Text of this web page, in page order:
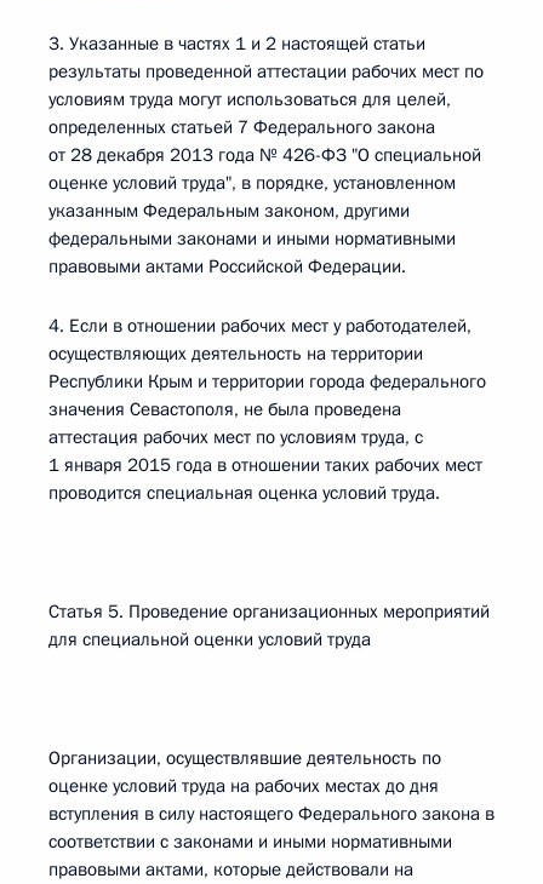
3. Указанные в частях 1 и 2 настоящей статьи
результаты проведенной аттестации рабочих мест по
условиям труда могут использоваться для целей,
определенных статьей 7 Федерального закона
от 28 декабря 2013 года № 426-ФЗ "О специальной
оценке условий труда", в порядке, установленном
указанным Федеральным законом, другими
федеральными законами и иными нормативными
правовыми актами Российской Федерации.
4. Если в отношении рабочих мест у работодателей,
осуществляющих деятельность на территории
Республики Крым и территории города федерального
значения Севастополя, не была проведена
аттестация рабочих мест по условиям труда, с
1 января 2015 года в отношении таких рабочих мест
проводится специальная оценка условий труда.
Статья 5. Проведение организационных мероприятий
для специальной оценки условий труда
Организации, осуществлявшие деятельность по
оценке условий труда на рабочих местах до дня
вступления в силу настоящего Федерального закона в
соответствии с законами и иными нормативными
правовыми актами, которые действовали на